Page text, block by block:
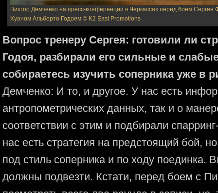
Виктор Демченко на пресс-конференции в Черкассах перед боем Сергея
Хуаном Альберто Годоем © K2 East Promotions
Вопрос тренеру Сергея: готовили ли
Годоя, разбирали его сильные и
собираетесь изучить соперника уже в
Демченко: И то, и другое. У нас есть
антропометрических данных, так и о
соответствии с этим и подбирали
нас есть стратегия на предстоящий бой,
под стиль соперника и по ходу поединка.
должны подвезти. Кстати, перед боем с